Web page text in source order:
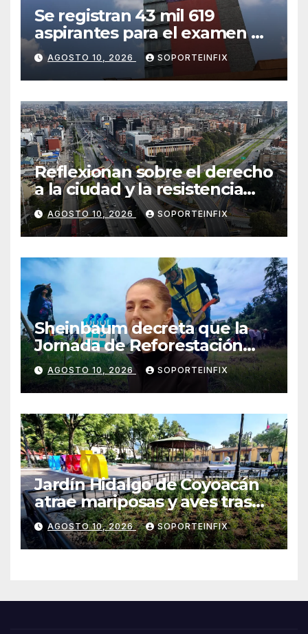
Se registran 43 mil 619
aspirantes para el examen de
ingreso a la UNAM; 74.3% del
total previo
AGOSTO 10, 2026 SOPORTEINFIX
Reflexionan sobre el derecho
a la ciudad y la resistencia
desde el barrio
AGOSTO 10, 2026 SOPORTEINFIX
Sheinbaum decreta que la
Jornada de Reforestación
sea cada segundo domingo
de agosto
AGOSTO 10, 2026 SOPORTEINFIX
Jardín Hidalgo de Coyoacán
atrae mariposas y aves tras
convertirse en espacio
polinizador
AGOSTO 10, 2026 SOPORTEINFIX